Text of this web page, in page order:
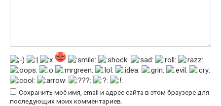
Сохранить моё имя, email и адрес сайта в этом браузере для
последующих моих комментариев.